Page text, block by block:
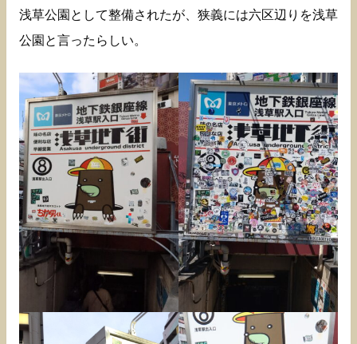
浅草公園として整備されたが、狭義には六区辺りを浅草
公園と言ったらしい。